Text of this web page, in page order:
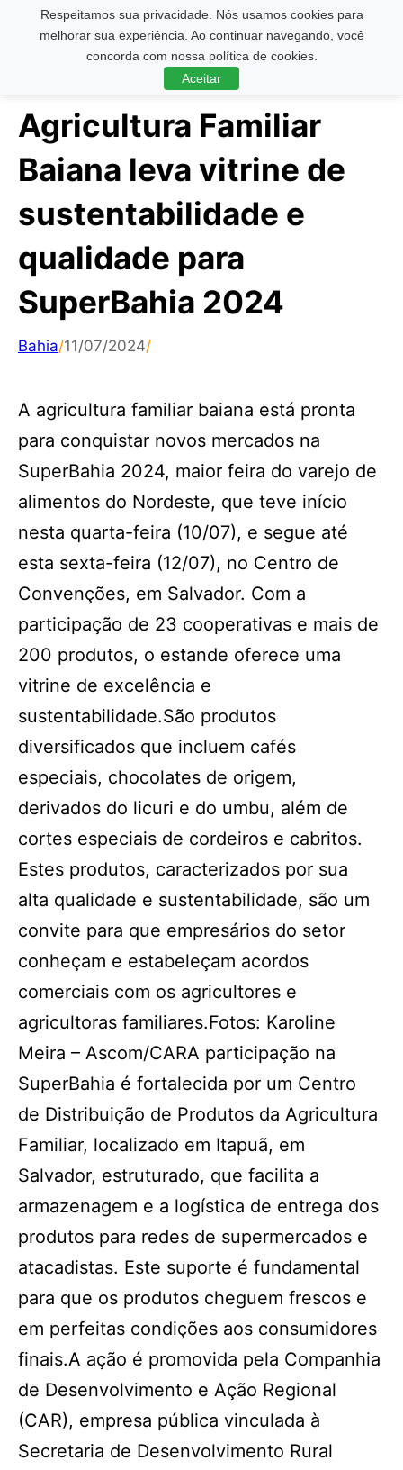
Respeitamos sua privacidade. Nós usamos cookies para
melhorar sua experiência. Ao continuar navegando, você
concorda com nossa política de cookies.
Aceitar
Pesquisar ...
Agricultura Familiar
Baiana leva vitrine de
sustentabilidade e
qualidade para
SuperBahia 2024
Bahia/11/07/2024/
A agricultura familiar baiana está pronta
para conquistar novos mercados na
SuperBahia 2024, maior feira do varejo de
alimentos do Nordeste, que teve início
nesta quarta-feira (10/07), e segue até
esta sexta-feira (12/07), no Centro de
Convenções, em Salvador. Com a
participação de 23 cooperativas e mais de
200 produtos, o estande oferece uma
vitrine de excelência e
sustentabilidade.São produtos
diversificados que incluem cafés
especiais, chocolates de origem,
derivados do licuri e do umbu, além de
cortes especiais de cordeiros e cabritos.
Estes produtos, caracterizados por sua
alta qualidade e sustentabilidade, são um
convite para que empresários do setor
conheçam e estabeleçam acordos
comerciais com os agricultores e
agricultoras familiares.Fotos: Karoline
Meira – Ascom/CARA participação na
SuperBahia é fortalecida por um Centro
de Distribuição de Produtos da Agricultura
Familiar, localizado em Itapuã, em
Salvador, estruturado, que facilita a
armazenagem e a logística de entrega dos
produtos para redes de supermercados e
atacadistas. Este suporte é fundamental
para que os produtos cheguem frescos e
em perfeitas condições aos consumidores
finais.A ação é promovida pela Companhia
de Desenvolvimento e Ação Regional
(CAR), empresa pública vinculada à
Secretaria de Desenvolvimento Rural